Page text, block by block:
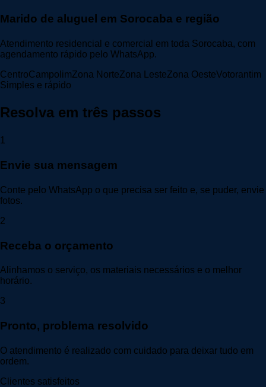
Marido de aluguel em Sorocaba e região
Atendimento residencial e comercial em toda Sorocaba, com
agendamento rápido pelo WhatsApp.
CentroCampolimZona NorteZona LesteZona OesteVotorantim
Simples e rápido
Resolva em três passos
1
Envie sua mensagem
Conte pelo WhatsApp o que precisa ser feito e, se puder, envie
fotos.
2
Receba o orçamento
Alinhamos o serviço, os materiais necessários e o melhor
horário.
3
Pronto, problema resolvido
O atendimento é realizado com cuidado para deixar tudo em
ordem.
Clientes satisfeitos